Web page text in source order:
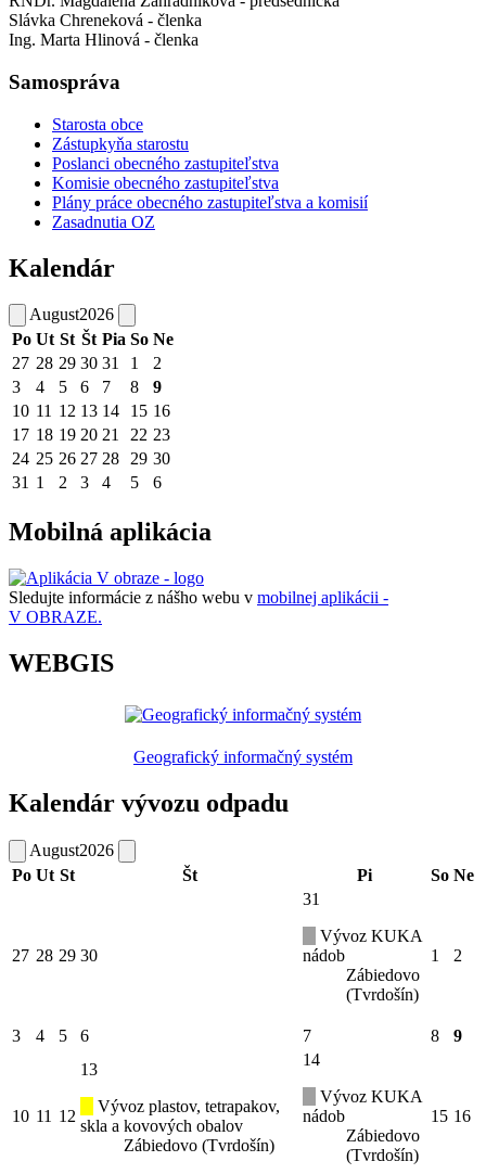
Slávka Chreneková - členka
Ing. Marta Hlinová - členka
Samospráva
Starosta obce
Zástupkyňa starostu
Poslanci obecného zastupiteľstva
Komisie obecného zastupiteľstva
Plány práce obecného zastupiteľstva a komisií
Zasadnutia OZ
Kalendár
August2026
Po Ut St Št Pia So Ne
27 28 29 30 31 1
2
3
4 5 6 7 8
9
10 11 12 13 14 15 16
17 18 19 20 21 22 23
24 25 26 27 28 29 30
31 1 2 3 4 5 6
Mobilná aplikácia
Sledujte informácie z nášho webu v mobilnej aplikácii -
V OBRAZE.
WEBGIS
Geografický informačný systém
Kalendár vývozu odpadu
August2026
Po Ut St Št Pi So Ne
27 28 29 30
31
Vývoz KUKA
nádob
Zábiedovo
(Tvrdošín)
1 2
3 4 5 6 7 8 9
10 11 12
13
Vývoz plastov, tetrapakov,
skla a kovových obalov
Zábiedovo (Tvrdošín)
14
Vývoz KUKA
nádob
Zábiedovo
(Tvrdošín)
15 16